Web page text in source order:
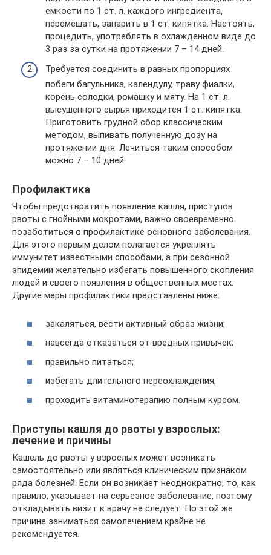
емкости по 1 ст. л. каждого ингредиента,
перемешать, запарить в 1 ст. кипятка. Настоять,
процедить, употреблять в охлажденном виде до
3 раз за сутки на протяжении 7 – 14 дней.
Требуется соединить в равных пропорциях
побеги багульника, календулу, траву фиалки,
корень солодки, ромашку и мяту. На 1 ст. л.
высушенного сырья приходится 1 ст. кипятка.
Приготовить грудной сбор классическим
методом, выпивать полученную дозу на
протяжении дня. Лечиться таким способом
можно 7 – 10 дней.
Профилактика
Чтобы предотвратить появление кашля, приступов
рвоты с гнойными мокротами, важно своевременно
позаботиться о профилактике основного заболевания.
Для этого первым делом полагается укреплять
иммунитет известными способами, а при сезонной
эпидемии желательно избегать повышенного скопления
людей и своего появления в общественных местах.
Другие меры профилактики представлены ниже:
закаляться, вести активный образ жизни;
навсегда отказаться от вредных привычек;
правильно питаться;
избегать длительного переохлаждения;
проходить витаминотерапию полным курсом.
Приступы кашля до рвоты у взрослых:
лечение и причины
Кашель до рвоты у взрослых может возникать
самостоятельно или являться клиническим признаком
ряда болезней. Если он возникает неоднократно, то, как
правило, указывает на серьезное заболевание, поэтому
откладывать визит к врачу не следует. По этой же
причине заниматься самолечением крайне не
рекомендуется.